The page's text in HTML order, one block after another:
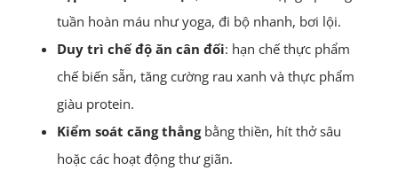
tuần hoàn máu như yoga, đi bộ nhanh, bơi lội.
Duy trì chế độ ăn cân đối: hạn chế thực phẩm
chế biến sẵn, tăng cường rau xanh và thực phẩm
giàu protein.
Kiểm soát căng thẳngbằng thiền, hít thở sâu
hoặc các hoạt động thư giãn.